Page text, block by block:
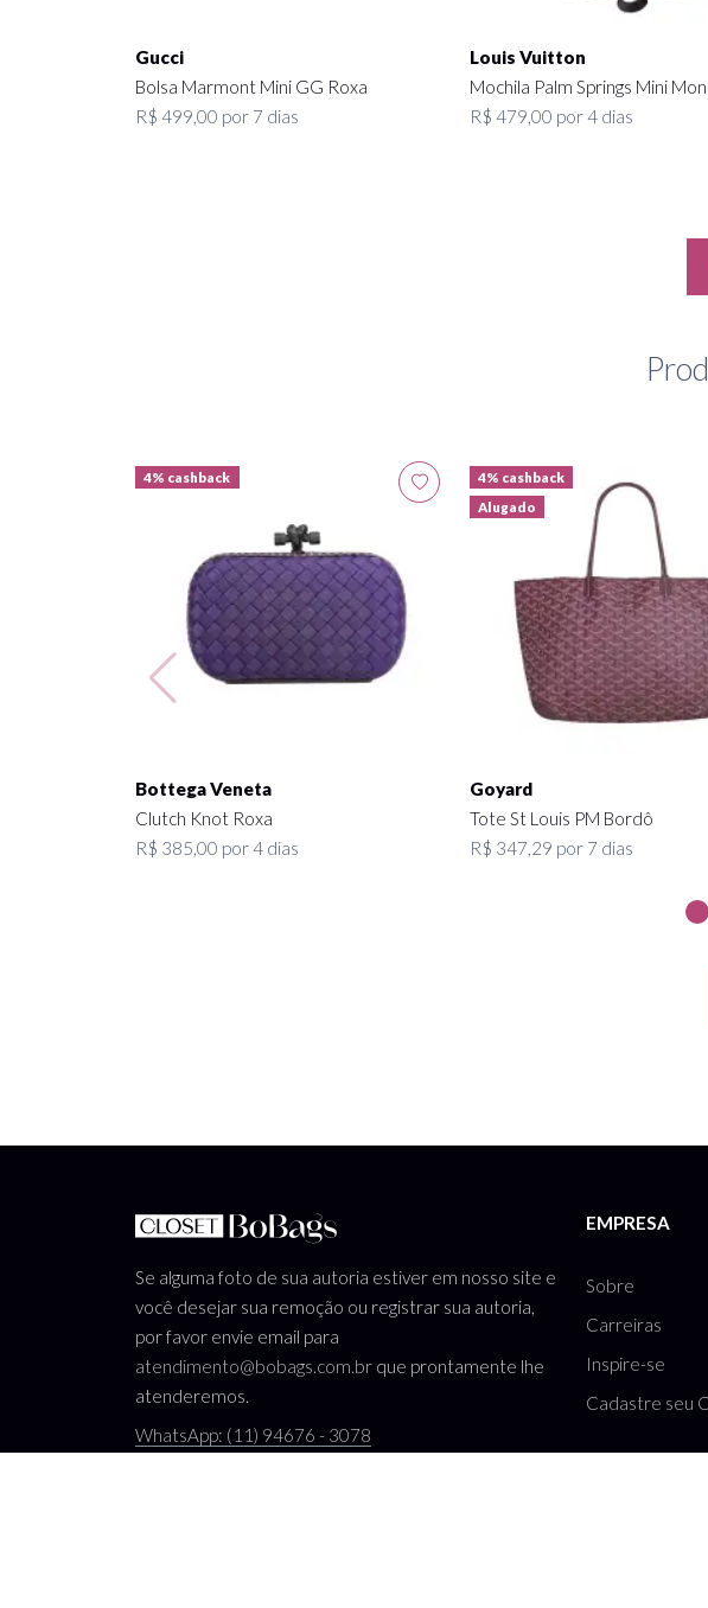
Gucci
Bolsa Marmont Mini GG Roxa
R$ 499,00 por 7 dias
Louis Vuitton
Mochila Palm Springs Mini
R$ 479,00 por 4 dias
4% cashback
Bottega Veneta
Clutch Knot Roxa
R$ 385,00 por 4 dias
4% cashback
Alugado
Goyard
Tote St Louis PM Bordô
R$ 347,29 por 7 dias
Se alguma foto de sua autoria estiver em nosso site e
você desejar sua remoção ou registrar sua autoria,
por favor envie email para
atendimento@bobags.com.br que prontamente lhe
atenderemos.
WhatsApp: (11) 94676 - 3078
EMPRESA
Sobre
Carreiras
Inspire-se
Cadastre seu